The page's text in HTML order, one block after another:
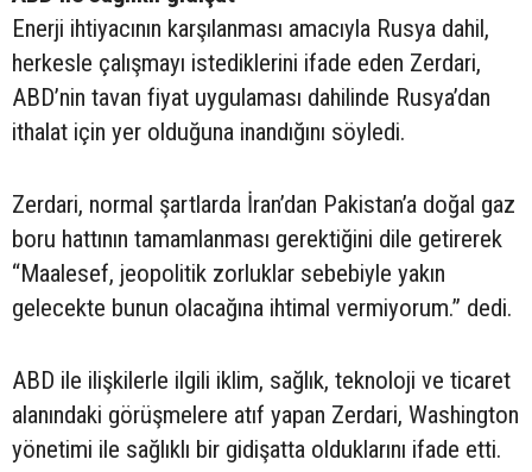
Enerji ihtiyacının karşılanması amacıyla Rusya dahil,
herkesle çalışmayı istediklerini ifade eden Zerdari,
ABD’nin tavan fiyat uygulaması dahilinde Rusya’dan
ithalat için yer olduğuna inandığını söyledi.
Zerdari, normal şartlarda İran’dan Pakistan’a doğal gaz
boru hattının tamamlanması gerektiğini dile getirerek
“Maalesef, jeopolitik zorluklar sebebiyle yakın
gelecekte bunun olacağına ihtimal vermiyorum.” dedi.
ABD ile ilişkilerle ilgili iklim, sağlık, teknoloji ve ticaret
alanındaki görüşmelere atıf yapan Zerdari, Washington
yönetimi ile sağlıklı bir gidişatta olduklarını ifade etti.